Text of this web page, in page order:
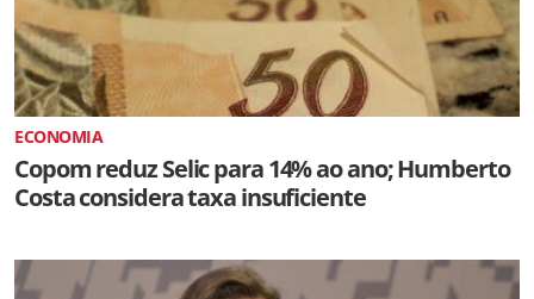
ECONOMIA
Copom reduz Selic para 14% ao ano; Humberto
Costa considera taxa insuficiente